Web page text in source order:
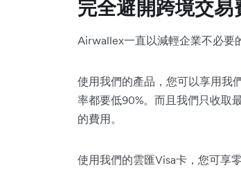
完全避開跨境交易
Airwallex一直以減輕企業不必要
使用我們的產品，您可以享用
率都要低90%。而且我們只收取
的費用。
使用我們的雲匯Visa卡，您可享